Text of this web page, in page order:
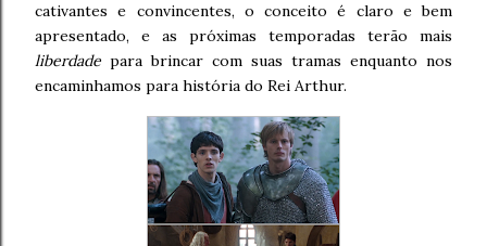
cativantes e convincentes, o conceito é claro e bem
apresentado, e as próximas temporadas terão mais
liberdade para brincar com suas tramas enquanto nos
encaminhamos para história do Rei Arthur.